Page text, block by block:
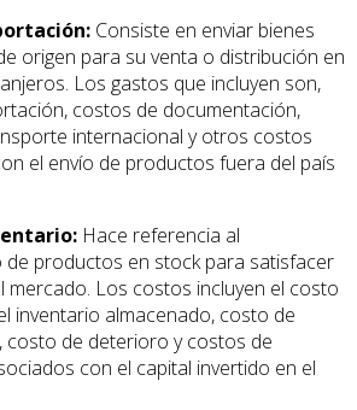
Consiste en enviar bienes
origen para su venta o distribución en
Los gastos que incluyen son,
costos de documentación,
internacional y otros costos
el envío de productos fuera del país
Hace referencia al
de productos en stock para satisfacer
mercado. Los costos incluyen el costo
inventario almacenado, costo de
costo de deterioro y costos de
con el capital invertido en el